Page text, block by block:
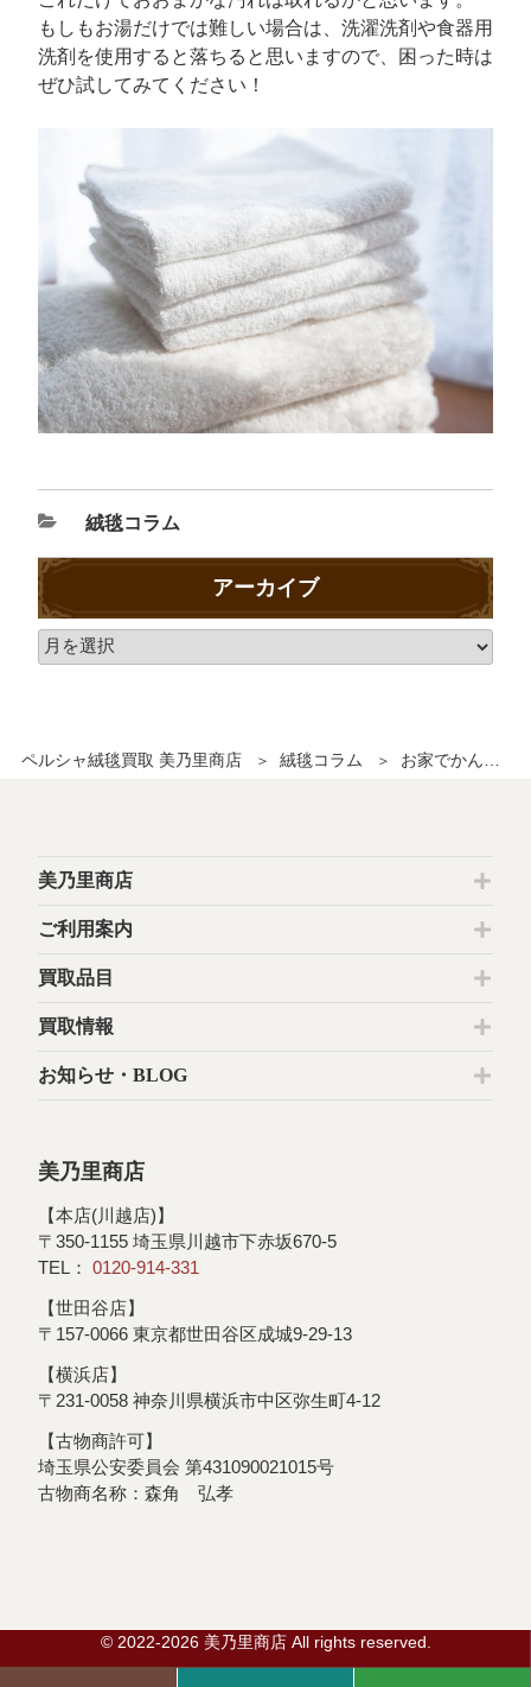
ペルシャ絨毯買取 美乃里商店 絨毯コラム お家でかんたん!!醤油の染み抜き
もしもお湯だけでは難しい場合は、洗濯洗剤や食器用
洗剤を使用すると落ちると思いますので、困った時は
ぜひ試してみてください！
絨毯コラム
アーカイブ
美乃里商店
ご利用案内
買取品目
買取情報
お知らせ・BLOG
美乃里商店
【本店(川越店)】
〒350-1155 埼玉県川越市下赤坂670-5
TEL： 0120-914-331
【世田谷店】
〒157-0066 東京都世田谷区成城9-29-13
【横浜店】
〒231-0058 神奈川県横浜市中区弥生町4-12
【古物商許可】
埼玉県公安委員会 第431090021015号
古物商名称：森角 弘孝
© 2022-2026 美乃里商店 All rights reserved.